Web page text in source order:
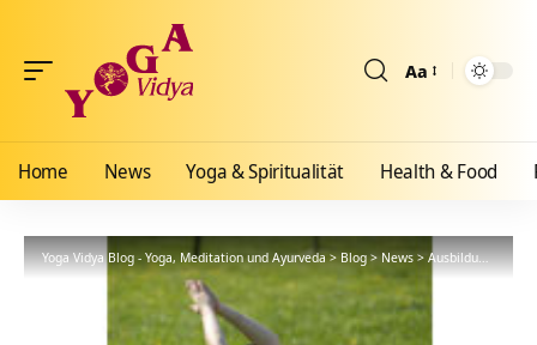
Aa
Home News Yoga & Spiritualität Health & Food
Yoga Vidya Blog - Yoga, Meditation und Ayurveda> Blog>News > Ausbildungen >